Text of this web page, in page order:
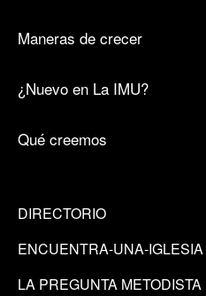
Maneras de crecer
¿Nuevo en La IMU?
Qué creemos
DIRECTORIO
ENCUENTRA-UNA-IGLESIA
LA PREGUNTA METODISTA